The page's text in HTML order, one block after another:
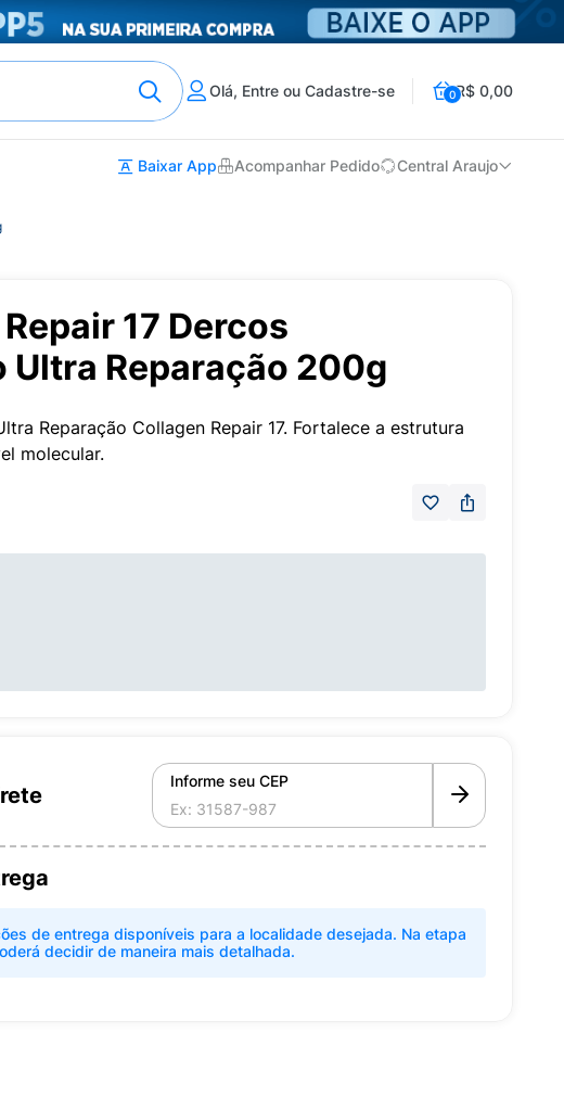
Olá, Entre ou Cadastre-se 0R$ 0,00
Baixar App Acompanhar Pedido Central Araujo
17 Dercos
Ultra Reparação 200g
Reparação Collagen Repair 17. Fortalece a estrutura
molecular.
Informe seu CEP
de entrega disponíveis para a localidade desejada. Na etapa
decidir de maneira mais detalhada.